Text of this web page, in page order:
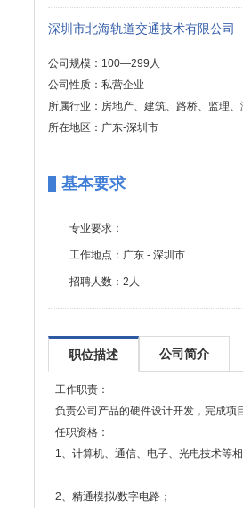
深圳市北海轨道交通技术有限公司
公司规模：100—299人
公司性质：私营企业
所属行业：房地产、建筑、路桥、监理
所在地区：广东-深圳市
基本要求
专业要求：
工作地点： 广东 - 深圳市
招聘人数： 2人
职位描述 公司简介
工作职责：
负责公司产品的硬件设计开发，完成项
任职资格：
1、计算机、通信、电子、光电技术等
2、精通模拟/数字电路；